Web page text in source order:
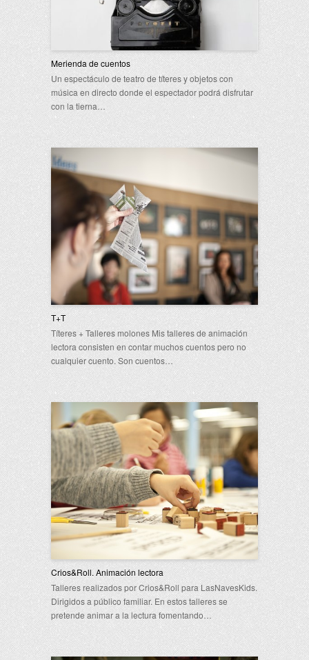
Merienda de cuentos
Un espectáculo de teatro de títeres y objetos con
música en directo donde el espectador podrá disfrutar
con la tierna…
T+T
Títeres + Talleres molones Mis talleres de animación
lectora consisten en contar muchos cuentos pero no
cualquier cuento. Son cuentos…
Crios&Roll. Animación lectora
Talleres realizados por Crios&Roll para LasNavesKids.
Dirigidos a público familiar. En estos talleres se
pretende animar a la lectura fomentando…